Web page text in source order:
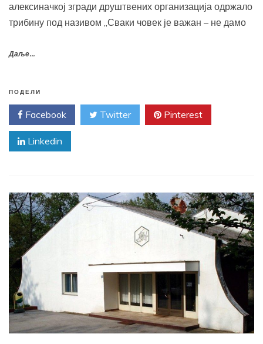
алексиначкој згради друштвених организација одржало
трибину под називом „Сваки човек је важан – не дамо
Даље...
ПОДЕЛИ
Facebook Twitter Pinterest
Linkedin